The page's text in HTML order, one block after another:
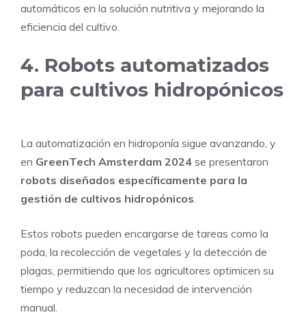
automáticos en la solución nutritiva y mejorando la
eficiencia del cultivo.
4. Robots automatizados
para cultivos hidropónicos
La automatización en hidroponía sigue avanzando, y
en GreenTech Amsterdam 2024 se presentaron
robots diseñados específicamente para la
gestión de cultivos hidropónicos
Estos robots pueden encargarse de tareas como la
poda, la recolección de vegetales y la detección de
plagas, permitiendo que los agricultores optimicen su
tiempo y reduzcan la necesidad de intervención
manual.